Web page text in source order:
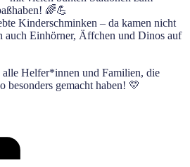
🌈💪
Kinderschminken – da kamen nicht
auch Einhörner, Äffchen und Dinos auf
alle Helfer*innen und Familien, die
besonders gemacht haben! 💛